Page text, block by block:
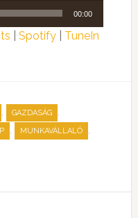
00:00
Spotify| TuneIn
, GAZDASÁG ,
, MUNKAVÁLLALÓ ,